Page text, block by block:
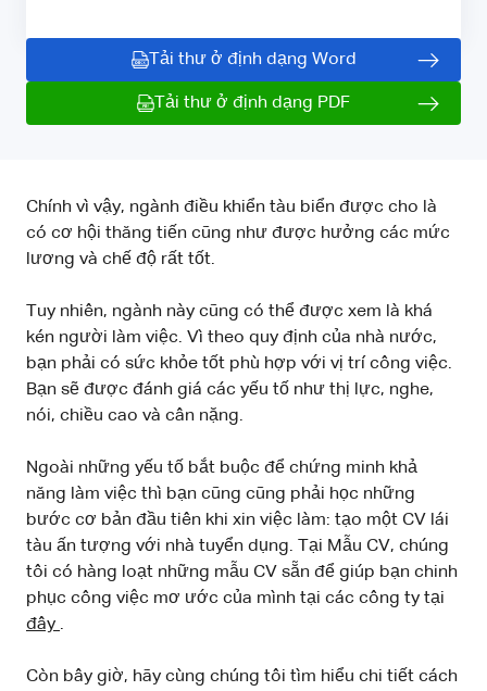
Tải thư ở định dạng Word
Tải thư ở định dạng PDF
Chính vì vậy, ngành điều khiển tàu biển được cho là
có cơ hội thăng tiến cũng như được hưởng các mức
lương và chế độ rất tốt.
Tuy nhiên, ngành này cũng có thể được xem là khá
kén người làm việc. Vì theo quy định của nhà nước,
bạn phải có sức khỏe tốt phù hợp với vị trí công việc.
Bạn sẽ được đánh giá các yếu tố như thị lực, nghe,
nói, chiều cao và cân nặng.
Ngoài những yếu tố bắt buộc để chứng minh khả
năng làm việc thì bạn cũng cũng phải học những
bước cơ bản đầu tiên khi xin việc làm: tạo một CV lái
tàu ấn tượng với nhà tuyển dụng. Tại Mẫu CV, chúng
tôi có hàng loạt những mẫu CV sẵn để giúp bạn chinh
phục công việc mơ ước của mình tại các công ty tại
đây .
Còn bây giờ, hãy cùng chúng tôi tìm hiểu chi tiết cách